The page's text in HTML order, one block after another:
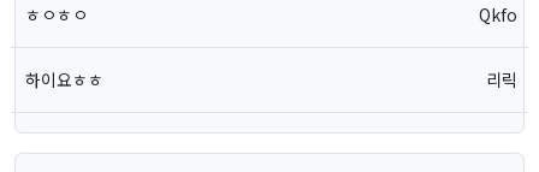
ㅎㅇㅎㅇ Qkfo
하이요ㅎㅎ 리릭